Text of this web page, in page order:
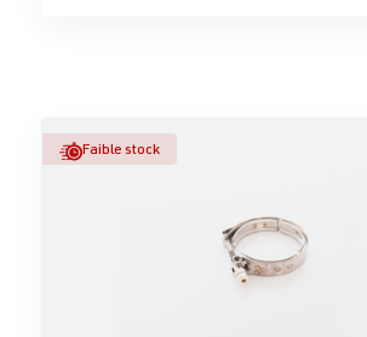
Faible stock